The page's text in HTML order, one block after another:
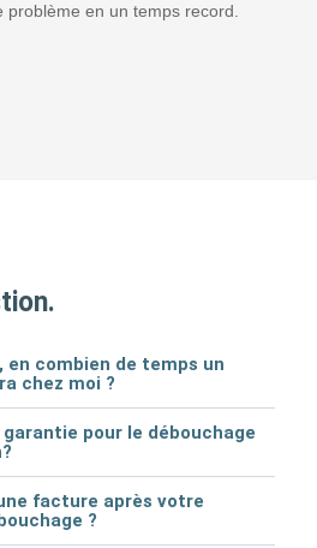
en un temps record.
en combien de temps un
chez moi ?
pour le débouchage
facture après votre
?